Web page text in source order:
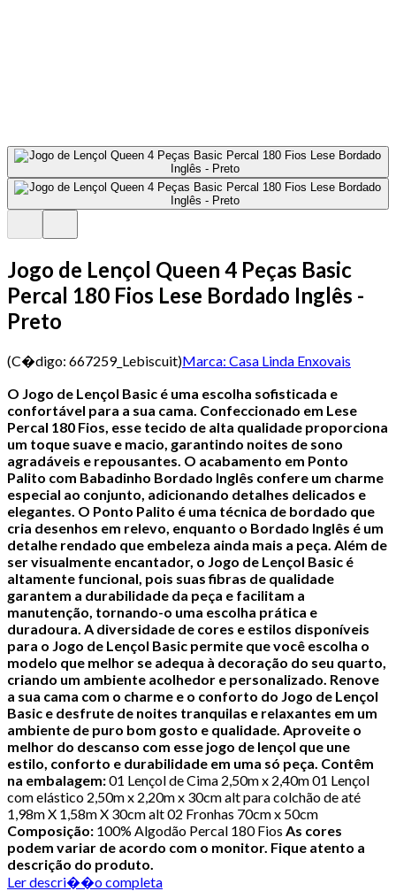
Jogo de Lençol Queen 4 Peças Basic
Percal 180 Fios Lese Bordado Inglês -
Preto
(C�digo: 667259_Lebiscuit)Marca: Casa Linda Enxovais
O Jogo de Lençol Basic é uma escolha sofisticada e
confortável para a sua cama. Confeccionado em Lese
Percal 180 Fios, esse tecido de alta qualidade proporciona
um toque suave e macio, garantindo noites de sono
agradáveis e repousantes. O acabamento em Ponto
Palito com Babadinho Bordado Inglês confere um charme
especial ao conjunto, adicionando detalhes delicados e
elegantes. O Ponto Palito é uma técnica de bordado que
cria desenhos em relevo, enquanto o Bordado Inglês é um
detalhe rendado que embeleza ainda mais a peça. Além de
ser visualmente encantador, o Jogo de Lençol Basic é
altamente funcional, pois suas fibras de qualidade
garantem a durabilidade da peça e facilitam a
manutenção, tornando-o uma escolha prática e
duradoura. A diversidade de cores e estilos disponíveis
para o Jogo de Lençol Basic permite que você escolha o
modelo que melhor se adequa à decoração do seu quarto,
criando um ambiente acolhedor e personalizado. Renove
a sua cama com o charme e o conforto do Jogo de Lençol
Basic e desfrute de noites tranquilas e relaxantes em um
ambiente de puro bom gosto e qualidade. Aproveite o
melhor do descanso com esse jogo de lençol que une
estilo, conforto e durabilidade em uma só peça. Contêm
na embalagem:01 Lençol de Cima 2,50m x 2,40m 01 Lençol
com elástico 2,50m x 2,20m x 30cm alt para colchão de até
1,98m X 1,58m X 30cm alt 02 Fronhas 70cm x 50cm
Composição: 100% Algodão Percal 180 Fios As cores
podem variar de acordo com o monitor. Fique atento a
descrição do produto.
Ler descri��o completa